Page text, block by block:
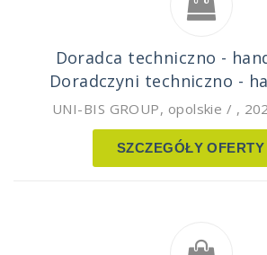
Doradca techniczno -
Doradczyni techniczno -
UNI-BIS GROUP, opolskie / ,
SZCZEGÓŁY OFERTY